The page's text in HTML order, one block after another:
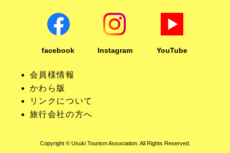
facebook Instagram YouTube
会員様情報
かわら版
リンクについて
旅行会社の方へ
Copyright © Usuki Tourism Association. All Rights Reserved.